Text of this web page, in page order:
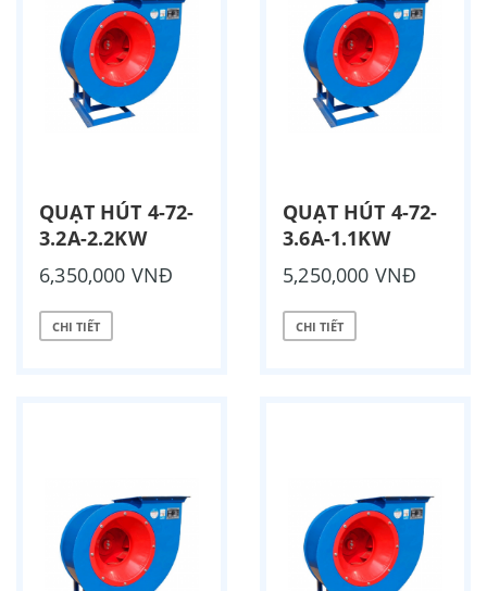
QUẠT HÚT 4-72-
3.2A-2.2KW
6,350,000 VNĐ
CHI TIẾT
QUẠT HÚT 4-72-
3.6A-1.1KW
5,250,000 VNĐ
CHI TIẾT